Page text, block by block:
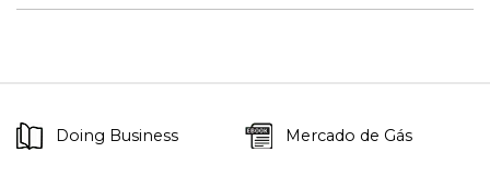
Doing Business Mercado de Gás